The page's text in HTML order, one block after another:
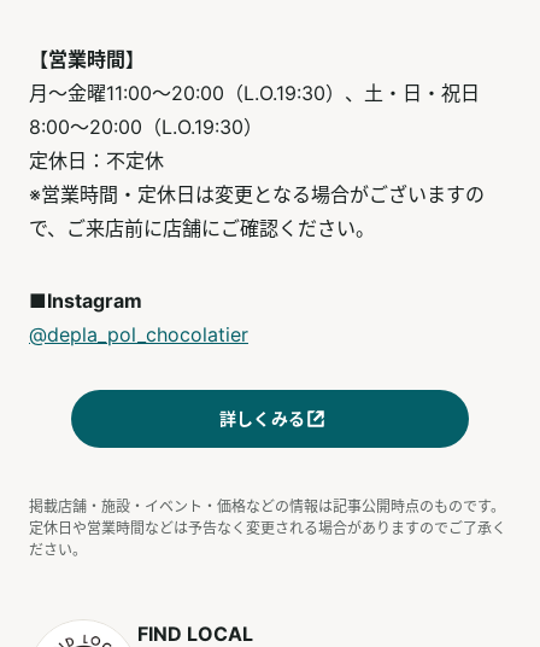
【営業時間】
月～金曜11:00～20:00（L.O.19:30）、土・日・祝日
8:00～20:00（L.O.19:30）
定休日：不定休
※営業時間・定休日は変更となる場合がございますの
で、ご来店前に店舗にご確認ください。
■Instagram
@depla_pol_chocolatier
詳しくみる
掲載店舗・施設・イベント・価格などの情報は記事公開時点のものです。
定休日や営業時間などは予告なく変更される場合がありますのでご了承く
ださい。
FIND LOCAL